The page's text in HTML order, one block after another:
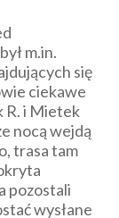
m.in.
się
ciekawe
R. i Mietek
nocą wejdą
trasa tam
pozostali
wysłane